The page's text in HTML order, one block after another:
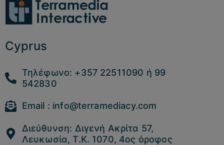
Cyprus
Τηλέφωνο: +357 22511090 ή 99
542830
Email : info@terramediacy.com
Διεύθυνση: Διγενή Ακρίτα 57,
Λευκωσία, Τ.Κ. 1070, 4ος όροφος